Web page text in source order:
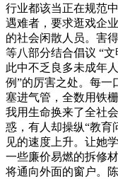
行业都该当正在规范
遇难者，要求逛戏企
的社会闲散人员。害
等八部分结合倡议 “
此中不乏良多未成年
例”的厉害之处。每一
塞进气管，全数用铁
我用生命换来了全社
惑，有人却操纵“教育
见的速度上升。让她
一些廉价易燃的拆修
将通向外面的窗户。